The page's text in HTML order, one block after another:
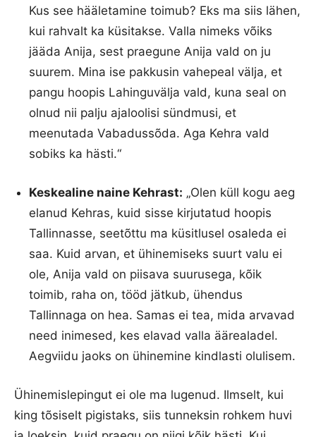
Kus see hääletamine toimub? Eks ma siis lähen,
kui rahvalt ka küsitakse. Valla nimeks võiks
jääda Anija, sest praegune Anija vald on ju
suurem. Mina ise pakkusin vahepeal välja, et
pangu hoopis Lahinguvälja vald, kuna seal on
olnud nii palju ajaloolisi sündmusi, et
meenutada Vabadussõda. Aga Kehra vald
sobiks ka hästi.“
Keskealine naine Kehrast: „Olen küll kogu aeg
elanud Kehras, kuid sisse kirjutatud hoopis
Tallinnasse, seetõttu ma küsitlusel osaleda ei
saa. Kuid arvan, et ühinemiseks suurt valu ei
ole, Anija vald on piisava suurusega, kõik
toimib, raha on, tööd jätkub, ühendus
Tallinnaga on hea. Samas ei tea, mida arvavad
need inimesed, kes elavad valla äärealadel.
Aegviidu jaoks on ühinemine kindlasti olulisem.
Ühinemislepingut ei ole ma lugenud. Ilmselt, kui
king tõsiselt pigistaks, siis tunneksin rohkem huvi